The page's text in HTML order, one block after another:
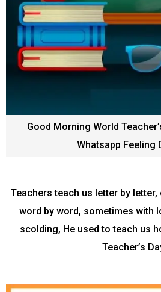
Good Morning World
Whatsapp Feeling
Teachers teach us letter by
word by word, sometimes with
scolding, He used to teach us
Teacher’s